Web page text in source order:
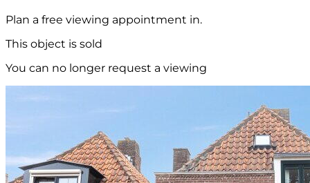
Plan a free viewing appointment in.
This object is sold
You can no longer request a viewing